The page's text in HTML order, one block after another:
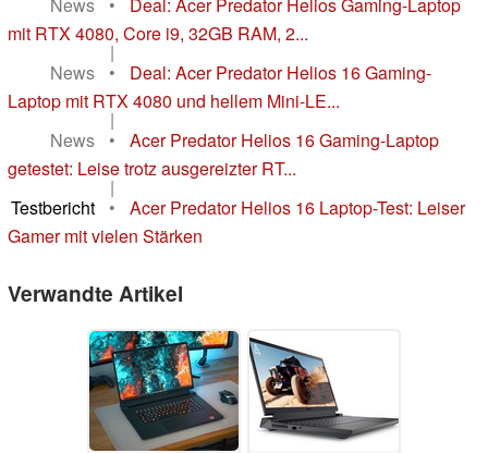
News
•
Deal: Acer Predator Helios Gaming-Laptop
mit RTX 4080, Core i9, 32GB RAM, 2...
|
News
•
Deal: Acer Predator Helios 16 Gaming-
Laptop mit RTX 4080 und hellem Mini-LE...
|
News
•
Acer Predator Helios 16 Gaming-Laptop
getestet: Leise trotz ausgereizter RT...
|
Testbericht
•
Acer Predator Helios 16 Laptop-Test: Leiser
Gamer mit vielen Stärken
Verwandte Artikel